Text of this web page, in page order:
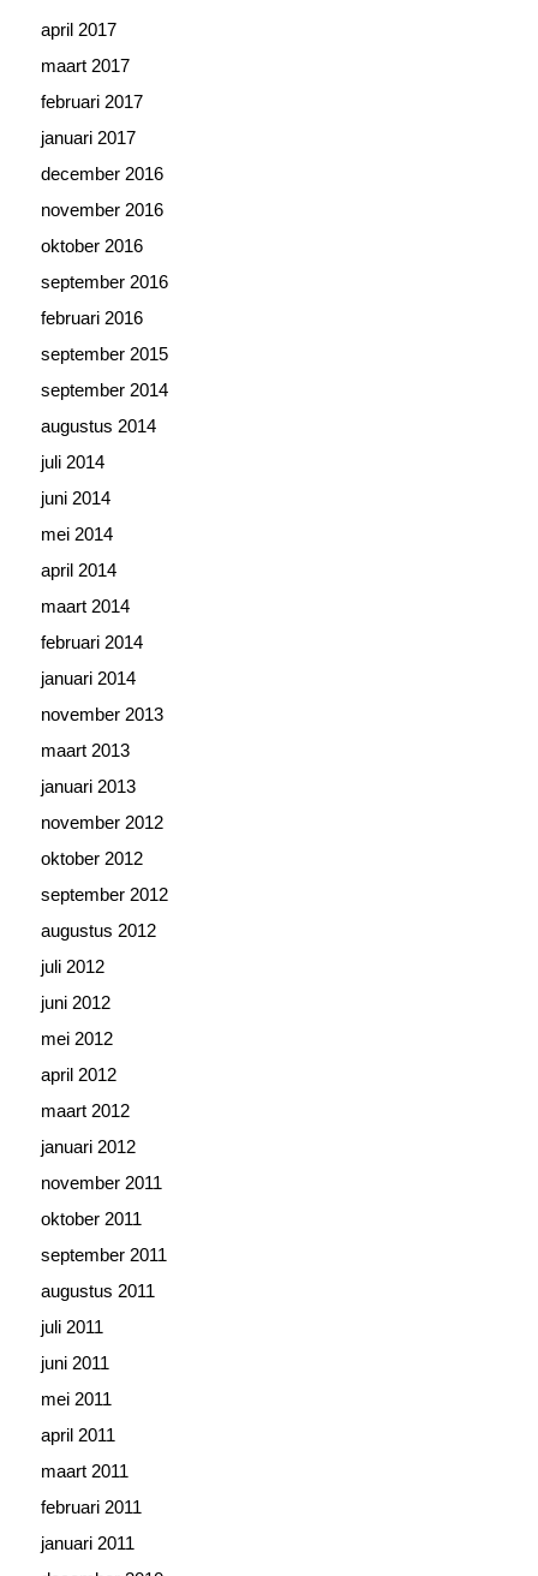
april 2017
maart 2017
februari 2017
januari 2017
december 2016
november 2016
oktober 2016
september 2016
februari 2016
september 2015
september 2014
augustus 2014
juli 2014
juni 2014
mei 2014
april 2014
maart 2014
februari 2014
januari 2014
november 2013
maart 2013
januari 2013
november 2012
oktober 2012
september 2012
augustus 2012
juli 2012
juni 2012
mei 2012
april 2012
maart 2012
januari 2012
november 2011
oktober 2011
september 2011
augustus 2011
juli 2011
juni 2011
mei 2011
april 2011
maart 2011
februari 2011
januari 2011